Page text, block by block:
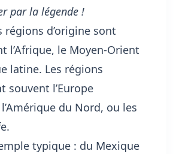
par la légende !
régions d’origine sont
l’Afrique, le Moyen-Orient
latine. Les régions
souvent l’Europe
du Nord, ou les
typique : du Mexique